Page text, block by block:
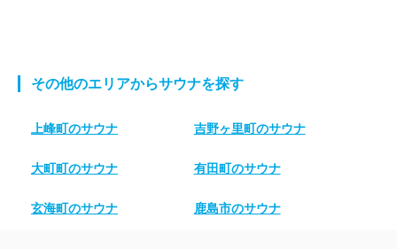
その他のエリアからサウナを探す
上峰町のサウナ 吉野ヶ里町のサウナ
大町町のサウナ 有田町のサウナ
玄海町のサウナ 鹿島市のサウナ